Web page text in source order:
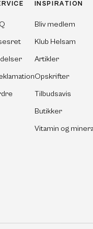
INSPIRATION
Bliv medlem
Klub Helsam
Artikler
Opskrifter
Tilbudsavis
Butikker
Vitamin og